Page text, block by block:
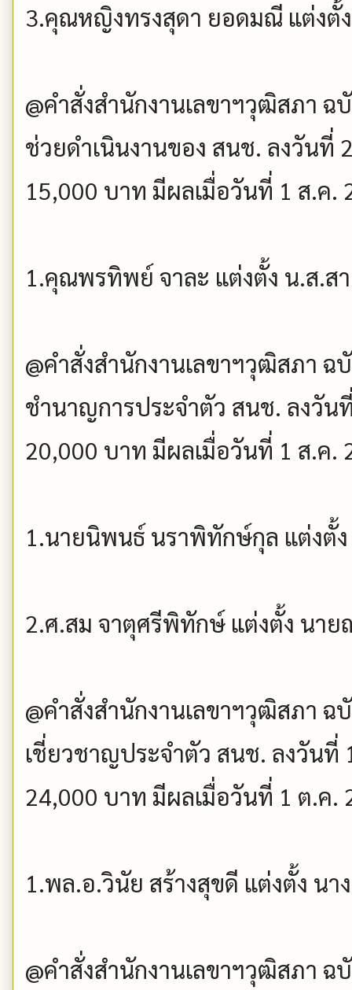
3.คุณหญิงทรงสุดา ยอดมณี แต่งตั้
@คำสั่งสำนักงานเลขาฯวุฒิสภา
ช่วยดำเนินงานของ สนช. ลงวันที่
15,000 บาท มีผลเมื่อวันที่ 1 ส.ค.
1.คุณพรทิพย์ จาละ แต่งตั้ง น.ส.ส
@คำสั่งสำนักงานเลขาฯวุฒิสภา
ชำนาญการประจำตัว สนช. ลงวัน
20,000 บาท มีผลเมื่อวันที่ 1 ส.ค.
1.นายนิพนธ์ นราพิทักษ์กุล แต่งตั้
2.ศ.สม จาตุศรีพิทักษ์ แต่งตั้ง นา
@คำสั่งสำนักงานเลขาฯวุฒิสภา
เชี่ยวชาญประจำตัว สนช. ลงวันที่
24,000 บาท มีผลเมื่อวันที่ 1 ต.ค.
1.พล.อ.วินัย สร้างสุขดี แต่งตั้ง นา
@คำสั่งสำนักงานเลขาฯวุฒิสภา